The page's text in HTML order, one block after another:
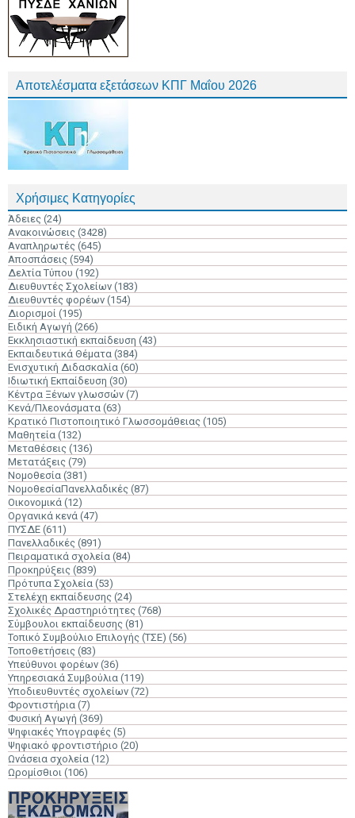
Αποτελέσματα εξετάσεων ΚΠΓ Μαΐου 2026
Χρήσιμες Κατηγορίες
Άδειες (24)
Ανακοινώσεις (3428)
Αναπληρωτές (645)
Αποσπάσεις (594)
Δελτία Τύπου (192)
Διευθυντές Σχολείων (183)
Διευθυντές φορέων (154)
Διορισμοί (195)
Ειδική Αγωγή (266)
Εκκλησιαστική εκπαίδευση (43)
Εκπαιδευτικά Θέματα (384)
Ενισχυτική Διδασκαλία (60)
Ιδιωτική Εκπαίδευση (30)
Κέντρα Ξένων γλωσσών (7)
Κενά/Πλεονάσματα (63)
Κρατικό Πιστοποιητικό Γλωσσομάθειας (105)
Μαθητεία (132)
Μεταθέσεις (136)
Μετατάξεις (79)
Νομοθεσία (381)
ΝομοθεσίαΠανελλαδικές (87)
Οικονομικά (12)
Οργανικά κενά (47)
ΠΥΣΔΕ (611)
Πανελλαδικές (891)
Πειραματικά σχολεία (84)
Προκηρύξεις (839)
Πρότυπα Σχολεία (53)
Στελέχη εκπαίδευσης (24)
Σχολικές Δραστηριότητες (768)
Σύμβουλοι εκπαίδευσης (81)
Τοπικό Συμβούλιο Επιλογής (ΤΣΕ) (56)
Τοποθετήσεις (83)
Υπεύθυνοι φορέων (36)
Υπηρεσιακά Συμβούλια (119)
Υποδιευθυντές σχολείων (72)
Φροντιστήρια (7)
Φυσική Αγωγή (369)
Ψηφιακές Υπογραφές (5)
Ψηφιακό φροντιστήριο (20)
Ωνάσεια σχολεία (12)
Ωρομίσθιοι (106)